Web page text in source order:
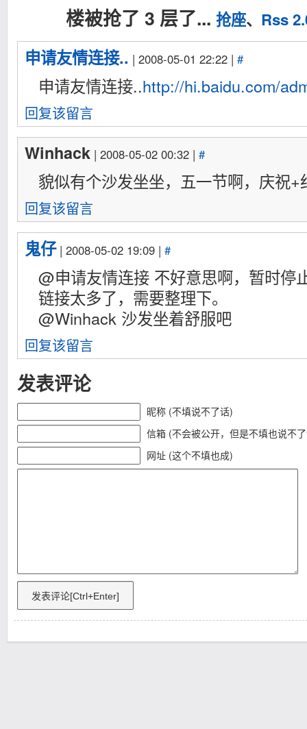
楼被抢了 3 层了... 抢座、 Rss
申请友情连接.. | 2008-05-01 22:22 | #
申请友情连接..http://hi.baidu.com/
回复该留言
Winhack | 2008-05-02 00:32 | #
貌似有个沙发坐坐，五一节啊，庆祝+
回复该留言
鬼仔| 2008-05-02 19:09 | #
@申请友情连接 不好意思啊，暂时停
链接太多了，需要整理下。
@Winhack 沙发坐着舒服吧
回复该留言
发表评论
昵称 (不填说不了话)
信箱 (不会被公开，但是不填也说不
网址 (这个不填也成)